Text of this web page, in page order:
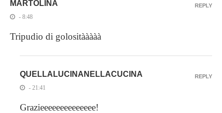
MARTOLINA
- 8:48
Tripudio di golositààààà
REPLY
QUELLALUCINANELLACUCINA
- 21:41
Grazieeeeeeeeeeeeee!
REPLY